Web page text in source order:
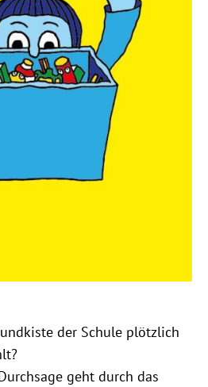
der Schule plötzlich
geht durch das